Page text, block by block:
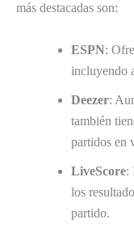
más destacadas son:
ESPN:
incluyendo
Deezer:
también
partidos en
LiveScore:
los
partido.